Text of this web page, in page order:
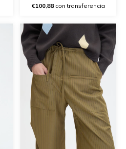
€100,88con transferencia